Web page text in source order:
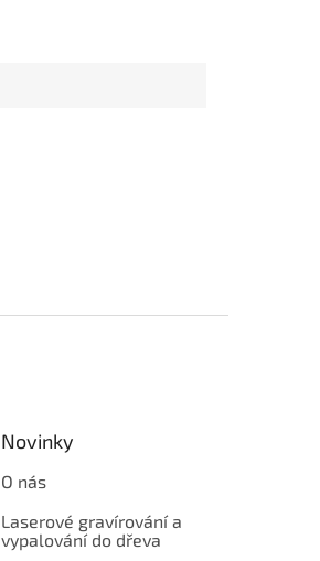
Novinky
O nás
Laserové gravírování a
vypalování do dřeva